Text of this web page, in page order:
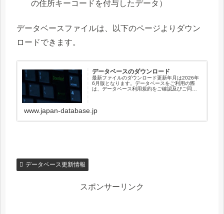
の住所キーコードを付与したデータ）
データベースファイルは、以下のページよりダウン
ロードできます。
データベースのダウンロード
最新ファイルのダウンロード更新年月は2026年
6月版となります。データベースをご利用の際
は、データベース利用規約をご確認及びご同意
www.japan-database.jp
データベース更新情報
スポンサーリンク